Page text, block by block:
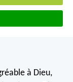
à Dieu,